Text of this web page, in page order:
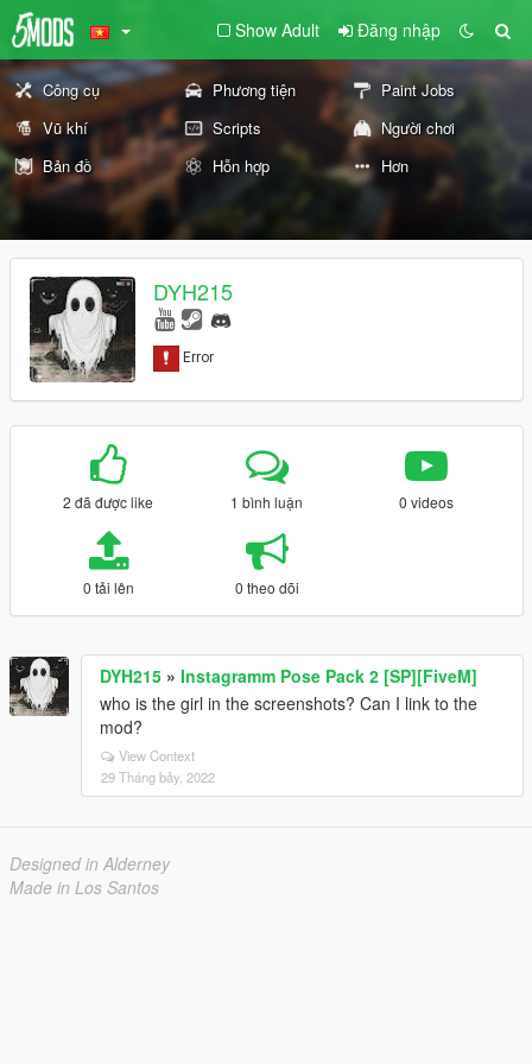
Show Adult Đăng nhập
Công cụ Phương tiện
Paint Jobs
Vũ khí
Scripts
Người chơi
Bản đồ
Hỗn hợp Hơn
DYH215
2 đã được like 1 bình luận 0 videos
0 tải lên 0 theo dõi
DYH215 » Instagramm Pose Pack 2 [SP][FiveM]
who is the girl in the screenshots? Can I link to the
mod?
View Context
29 Tháng bảy, 2022
Designed in Alderney
Made in Los Santos